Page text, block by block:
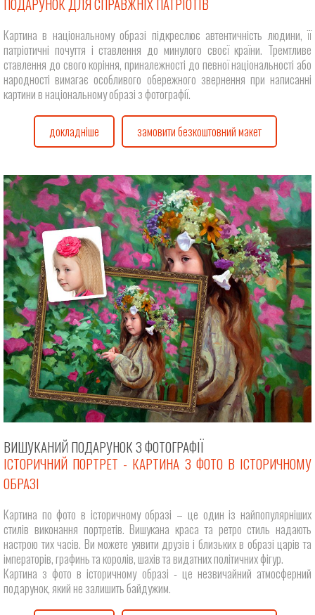
Картина в національному образі підкреслює автентичність людини, її
патріотичні почуття і ставлення до минулого своєї країни. Тремтливе
ставлення до свого коріння, приналежності до певної національності або
народності вимагає особливого обережного звернення при написанні
картини в національному образі з фотографії.
докладніше замовити безкоштовний макет
ВИШУКАНИЙ ПОДАРУНОК З ФОТОГРАФІЇ
ІСТОРИЧНИЙ ПОРТРЕТ - КАРТИНА З ФОТО В ІСТОРИЧНОМУ
ОБРАЗІ
Картина по фото в історичному образі – це один із найпопулярніших
стилів виконання портретів. Вишукана краса та ретро стиль надають
настрою тих часів. Ви можете уявити друзів і близьких в образі царів та
імператорів, графинь та королів, шахів та видатних політичних фігур.
Картина з фото в історичному образі - це незвичайний атмосферний
подарунок, який не залишить байдужим.